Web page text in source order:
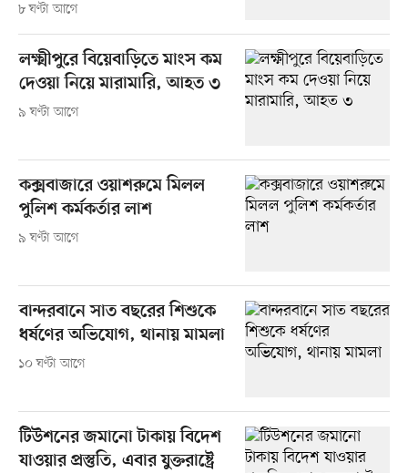
৮ ঘণ্টা আগে
লক্ষ্মীপুরে বিয়েবাড়িতে মাংস কম
দেওয়া নিয়ে মারামারি, আহত ৩
৯ ঘণ্টা আগে
কক্সবাজারে ওয়াশরুমে মিলল
পুলিশ কর্মকর্তার লাশ
৯ ঘণ্টা আগে
বান্দরবানে সাত বছরের শিশুকে
ধর্ষণের অভিযোগ, থানায় মামলা
১০ ঘণ্টা আগে
টিউশনের জমানো টাকায় বিদেশ
যাওয়ার প্রস্তুতি, এবার যুক্তরাষ্ট্রে